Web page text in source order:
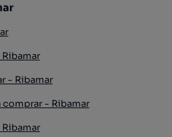
- Ribamar
comprar - Ribamar